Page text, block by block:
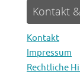
Kontakt
Kontakt
Impressum
Rechtliche